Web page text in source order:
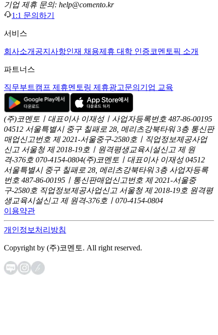
기업 제휴 문의: help@comento.kr
1:1 문의하기
서비스
회사소개 공지사항인재 채용제휴 대학 인증코멘토픽 소개
파트너스
직무부트캠프 제휴멘토링 제휴광고문의 기업 교육
(주)코멘토ㅣ대표이사 이재성ㅣ사업자등록번호 487-86-00195
04512 서울특별시 중구 칠패로 28, 메리츠강북타워 3층 통신판
매업신고번호 제 2021-서울중구-2580호ㅣ직업정보제공사업
신고 서울청 제 2018-19호ㅣ원격평생교육시설신고 제 원
격-376호 070-4154-0804(주)코멘토ㅣ대표이사 이재성 04512
서울특별시 중구 칠패로 28, 메리츠강북타워 3층 사업자등록
번호 487-86-00195ㅣ통신판매업신고번호 제 2021-서울중
구-2580호 직업정보제공사업신고 서울청 제 2018-19호 원격평
생교육시설신고 제 원격-376호ㅣ070-4154-0804
이용약관
개인정보처리방침
Copyright by (주)코멘토. All right reserved.